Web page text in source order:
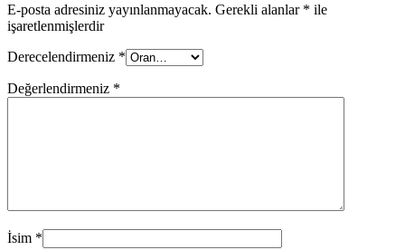
E-posta adresiniz yayınlanmayacak. Gerekli alanlar * ile
işaretlenmişlerdir
Derecelendirmeniz *
Değerlendirmeniz *
İsim *